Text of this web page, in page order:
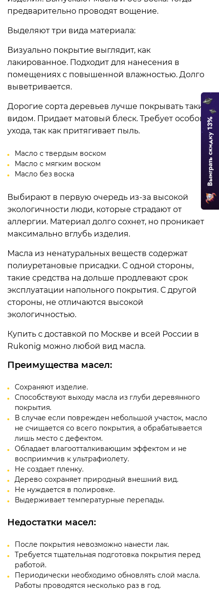
предварительно проводят вощение.
Выделяют три вида материала:
Визуально покрытие выглядит, как
лакированное. Подходит для нанесения в
помещениях с повышенной влажностью. Долго
выветривается.
Дорогие сорта деревьев лучше покрывать таким
видом. Придает матовый блеск. Требует особого
ухода, так как притягивает пыль.
Масло с твердым воском
Масло с мягким воском
Масло без воска
Выбирают в первую очередь из-за высокой
экологичности люди, которые страдают от
аллергии. Материал долго сохнет, но проникает
максимально вглубь изделия.
Масла из ненатуральных веществ содержат
полиуретановые присадки. С одной стороны,
такие средства на дольше продлевают срок
эксплуатации напольного покрытия. С другой
стороны, не отличаются высокой
экологичностью.
Купить с доставкой по Москве и всей России в
Rukonig можно любой вид масла.
Преимущества масел:
Сохраняют изделие.
Способствуют выходу масла из глуби деревянного
покрытия.
В случае если поврежден небольшой участок, масло
не счищается со всего покрытия, а обрабатывается
лишь место с дефектом.
Обладает влагоотталкивающим эффектом и не
восприимчив к ультрафиолету.
Не создает пленку.
Дерево сохраняет природный внешний вид.
Не нуждается в полировке.
Выдерживает температурные перепады.
Недостатки масел:
После покрытия невозможно нанести лак.
Требуется тщательная подготовка покрытия перед
работой.
Периодически необходимо обновлять слой масла.
Работы проводятся несколько раз в год.